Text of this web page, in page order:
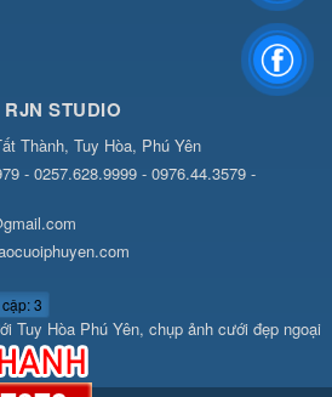
STUDIO
Thành, Tuy Hòa, Phú Yên
- 0257.628.9999 - 0976.44.3579 -
3
Tuy Hòa Phú Yên, chụp ảnh cưới đẹp ngoại